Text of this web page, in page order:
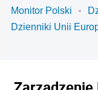
Monitor Polski
Dzienniki Unii